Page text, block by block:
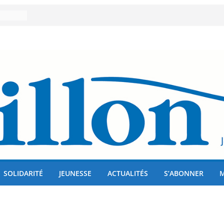
!
SOLIDARITÉ JEUNESSE ACTUALITÉS S’ABONNER